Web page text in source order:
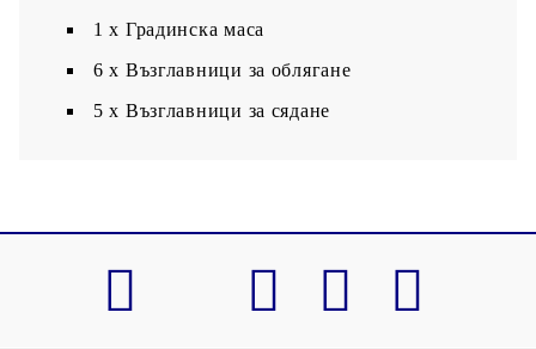
1 х Градинска маса
6 х Възглавници за облягане
5 x Възглавници за сядане